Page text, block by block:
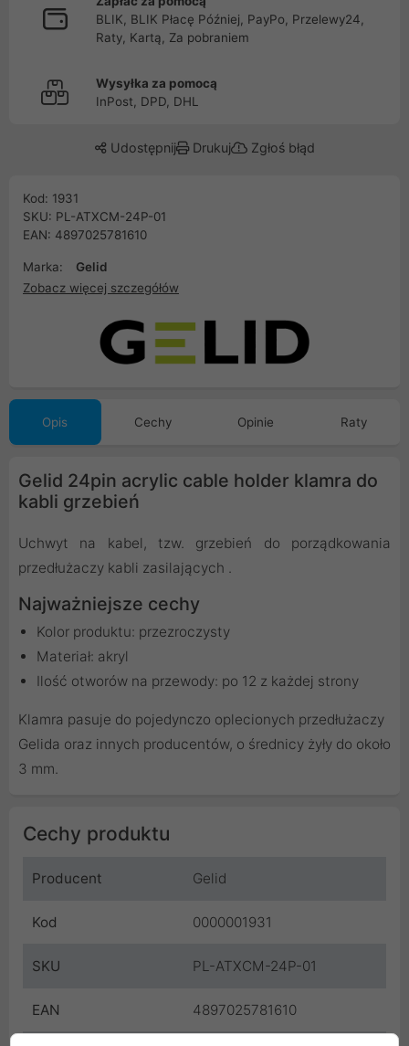
BLIK, BLIK Płacę Później, PayPo, Przelewy24,
Raty, Kartą, Za pobraniem
Wysyłka za pomocą
InPost, DPD, DHL
Udostępnij Drukuj Zgłoś błąd
Kod: 1931
SKU: PL-ATXCM-24P-01
EAN: 4897025781610
Marka:
Gelid
Zobacz więcej szczegółów
Opis Cechy Opinie Raty
Gelid 24pin acrylic cable holder klamra do
kabli grzebień
Uchwyt na kabel, tzw. grzebień do porządkowania
przedłużaczy kabli zasilających .
Najważniejsze cechy
Kolor produktu: przezroczysty
Materiał: akryl
Ilość otworów na przewody: po 12 z każdej strony
Klamra pasuje do pojedynczo oplecionych przedłużaczy
Gelida oraz innych producentów, o średnicy żyły do około
3 mm.
Cechy produktu
Producent Gelid
Kod 0000001931
SKU PL-ATXCM-24P-01
EAN 4897025781610